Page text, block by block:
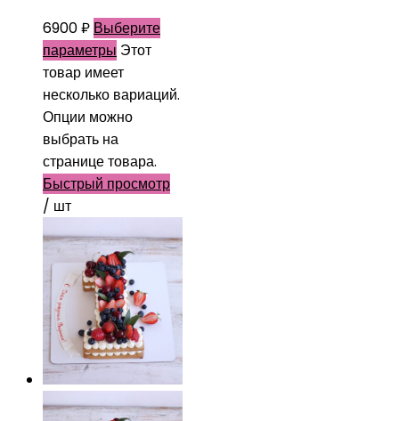
6900₽ Выберите
параметры Этот
товар имеет
несколько вариаций.
Опции можно
выбрать на
странице товара.
Быстрый просмотр
/ шт